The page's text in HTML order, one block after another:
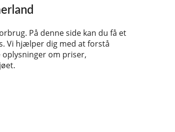
På denne side kan du få et
Vi hjælper dig med at forstå
om priser,